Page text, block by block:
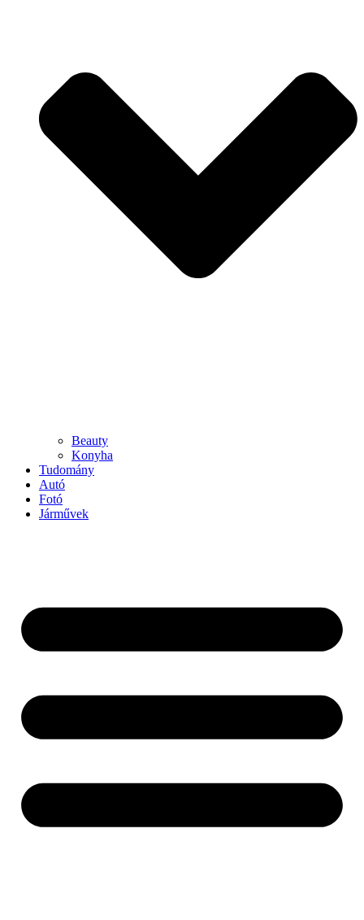
Beauty
Konyha
Tudomány
Autó
Fotó
Járművek